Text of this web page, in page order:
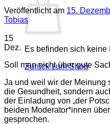
Es befinden sich keine
Zurück zum Shop
Veröffentlicht am 15.
Tobias
15
Dez.
Soll man nicht über gute
Ja und weil wir der Meinung
die Gesundheit, sondern
der Einladung von „der
beiden Moderator*innen
gesprochen.